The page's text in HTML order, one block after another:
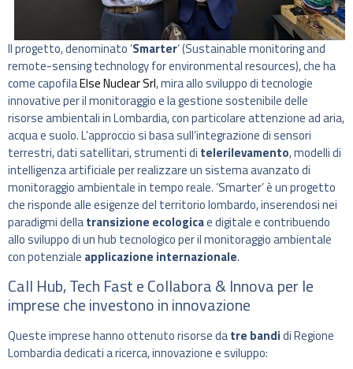
Il progetto, denominato ‘Smarter‘ (Sustainable monitoring and
remote-sensing technology for environmental resources), che ha
come capofilaElse Nuclear Srl, mira allo sviluppo di tecnologie
innovative per il monitoraggio e la gestione sostenibile delle
risorse ambientali in Lombardia, con particolare attenzione ad aria,
acqua e suolo. L’approccio si basa sull’integrazione di sensori
terrestri, dati satellitari, strumenti di telerilevamento, modelli di
intelligenza artificiale per realizzare un sistema avanzato di
monitoraggio ambientale in tempo reale. ‘Smarter’ è un progetto
che risponde alle esigenze del territorio lombardo, inserendosi nei
paradigmi dellatransizione ecologicae digitale e contribuendo
allo sviluppo di un hub tecnologico per il monitoraggio ambientale
con potenziale applicazione internazionale.
Call Hub, Tech Fast e Collabora & Innova per le
imprese che investono in innovazione
Queste imprese hanno ottenuto risorse datre bandidi Regione
Lombardia dedicati a ricerca, innovazione e sviluppo: